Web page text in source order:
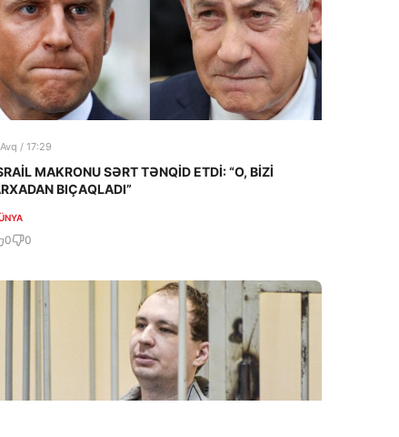
/ 17:29
MAKRONU SƏRT TƏNQİD ETDİ: “O, BİZİ
BIÇAQLADI”
0 0